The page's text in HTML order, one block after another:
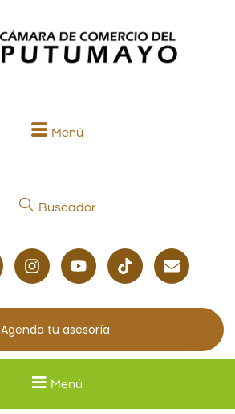
Menú
Buscador
Agenda tu asesoría
Menú